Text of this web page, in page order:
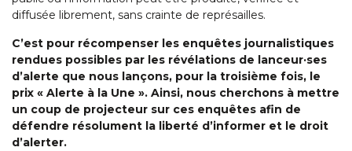
diffusée librement, sans crainte de représailles.
C’est pour récompenser les enquêtes journalistiques
rendues possibles par les révélations de lanceur·ses
d’alerte que nous lançons, pour la troisième fois, le
prix « Alerte à la Une ». Ainsi, nous cherchons à mettre
un coup de projecteur sur ces enquêtes afin de
défendre résolument la liberté d’informer et le droit
d’alerter.